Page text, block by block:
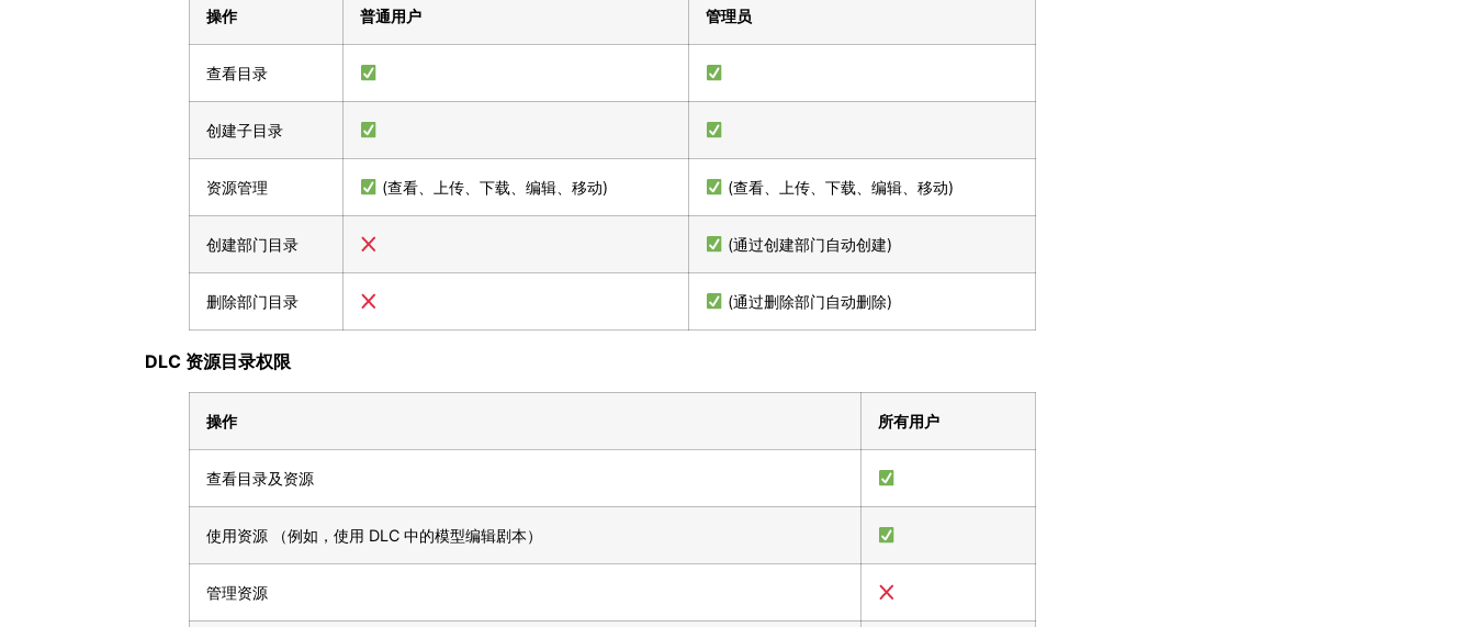
操作 普通用户 管理员
查看目录
创建子目录
资源管理 (查看、上传、下载、编辑、移动) (查看、上传、下载、编辑、移动)
创建部门目录 (通过创建部门自动创建)
删除部门目录 (通过删除部门自动删除)
DLC 资源目录权限
操作 所有用户
查看目录及资源
使用资源 （例如，使用 DLC 中的模型编辑剧本）
管理资源